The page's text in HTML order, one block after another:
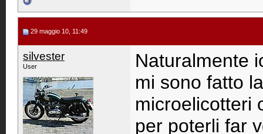
29 maggio 10, 11:49
silvester
User
Naturalmente
mi sono fatto
microelicotteri
per poterli far